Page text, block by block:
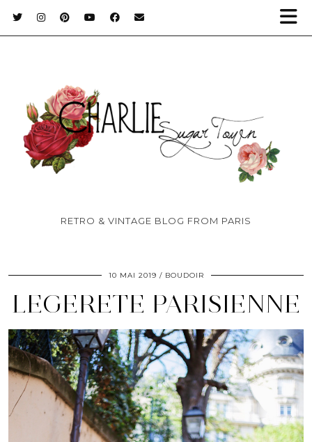
RETRO & VINTAGE BLOG FROM PARIS
10 MAI 2019 BOUDOIR
LEGERETE PARISIENNE